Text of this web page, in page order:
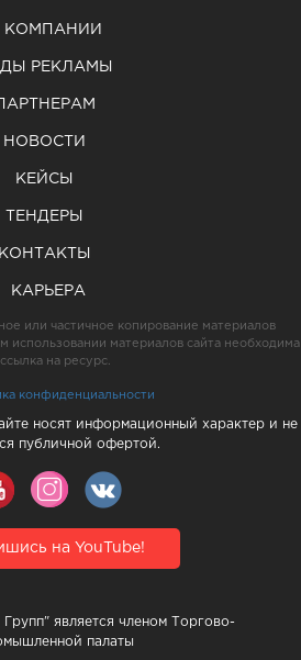
КОМПАНИИ
РЕКЛАМЫ
ПАРТНЕРАМ
НОВОСТИ
КЕЙСЫ
ТЕНДЕРЫ
КОНТАКТЫ
КАРЬЕРА
или частичное копирование материалов
использовании материалов сайта необходима
ссылка на ресурс.
конфиденциальности
носят информационный характер и не
публичной офертой.
на YouTube!
является членом Торгово-
палаты